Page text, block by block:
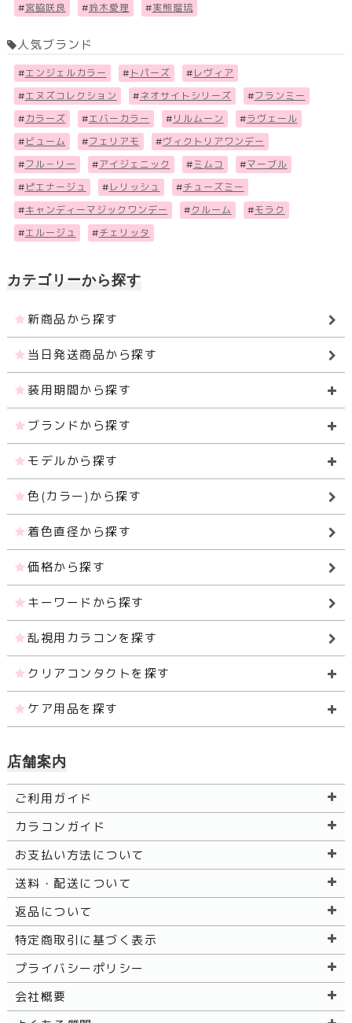
#宮脇咲良 #鈴木愛理 #実熊瑠琉
人気ブランド
#エンジェルカラー # トパーズ # レヴィア
#エヌズコレクション #ネオサイトシリーズ #フランミー
# カラーズ #エバーカラー # リルムーン #ラヴェール
# ビューム #フェリアモ #ヴィクトリアワンデー
#フル－リー #アイジェニック # ミムコ #マーブル
# ピエナージュ # レリッシュ #チューズミー
#キャンディーマジックワンデー #クルーム #モラク
#エルージュ #チェリッタ
カテゴリーから探す
新商品から探す
当日発送商品から探す
装用期間から探す
ブランドから探す
モデルから探す
色(カラー)から探す
着色直径から探す
価格から探す
キーワードから探す
乱視用カラコンを探す
クリアコンタクトを探す
ケア用品を探す
店舗案内
ご利用ガイド
カラコンガイド
お支払い方法について
送料・配送について
返品について
特定商取引に基づく表示
プライバシーポリシー
会社概要